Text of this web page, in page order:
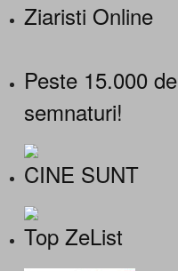
Ziaristi Online
Peste 15.000 de
semnaturi!
CINE SUNT
Top ZeList